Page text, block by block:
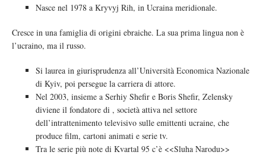
Nasce nel 1978 a Kryvyj Rih, in Ucraina meridionale.
Cresce in una famiglia di origini ebraiche. La sua prima lingua non è
l’ucraino, ma il russo.
Si laurea in giurisprudenza all’Università Economica Nazionale
di Kyiv, poi persegue la carriera di attore.
Nel 2003, insieme a Serhiy Shefir e Boris Shefir, Zelensky
diviene il fondatore di , società attiva nel settore
dell’intrattenimento televisivo sulle emittenti ucraine, che
produce film, cartoni animati e serie tv.
Tra le serie più note di Kvartal 95 c’è <<Sluha Narodu>>